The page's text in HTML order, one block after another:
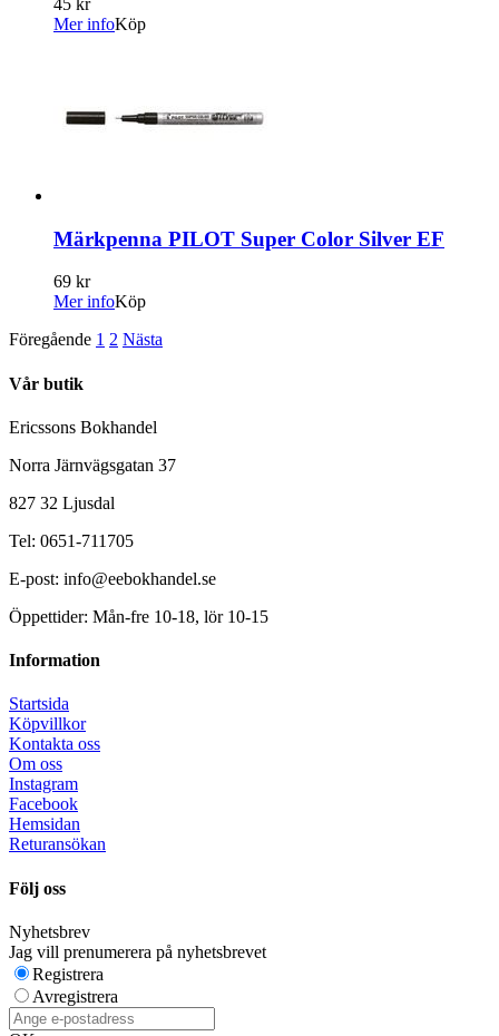
Mer infoKöp
Märkpenna PILOT Super Color Silver EF
69 kr
Mer infoKöp
Föregående 1 2 Nästa
Vår butik
Ericssons Bokhandel
Norra Järnvägsgatan 37
827 32 Ljusdal
Tel: 0651-711705
E-post: info@eebokhandel.se
Öppettider: Mån-fre 10-18, lör 10-15
Information
Startsida
Köpvillkor
Kontakta oss
Om oss
Instagram
Facebook
Hemsidan
Returansökan
Följ oss
Nyhetsbrev
Jag vill prenumerera på nyhetsbrevet
Registrera
Avregistrera